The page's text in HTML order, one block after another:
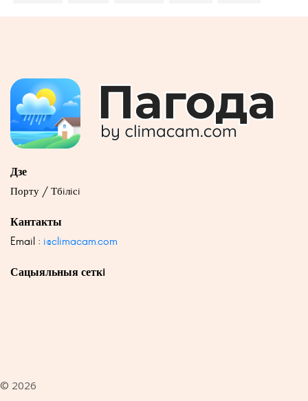
Дзе
Порту / Тбiлiсi
Кантакты
Email : i@climacam.com
Сацыяльныя сеткi
© 2026